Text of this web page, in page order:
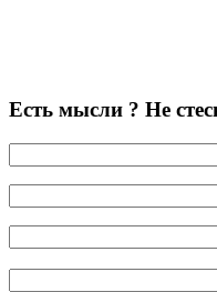
Есть мысли ? Не